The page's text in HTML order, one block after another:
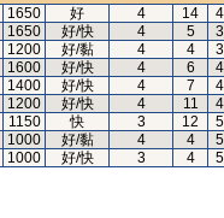
1650 好 4 14
1650 好/快 4 5
1200 好/黏 4 4
1600 好/快 4 6
1400 好/快 4 7
1200 好/快 4 11
1150 快 3 12
1000 好/黏 4 4
1000 好/快 3 4